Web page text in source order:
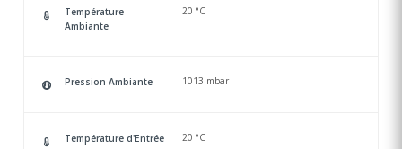
Température
Ambiante
20 °C
Pression Ambiante 1013 mbar
Température d'Entrée 20 °C